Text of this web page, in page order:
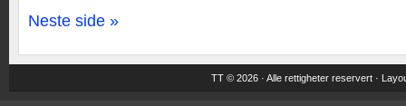
Neste side »
TT © 2026 · Alle rettigheter reservert ·